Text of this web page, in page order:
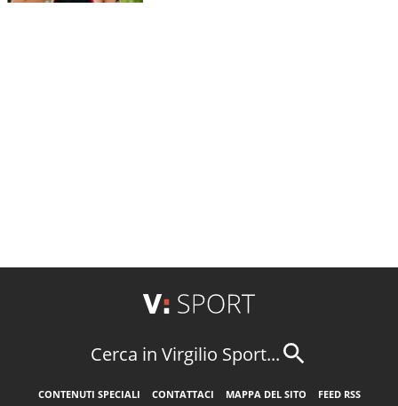
Cerca in Virgilio Sport...
CONTENUTI SPECIALI CONTATTACI MAPPA DEL SITO
FEED RSS